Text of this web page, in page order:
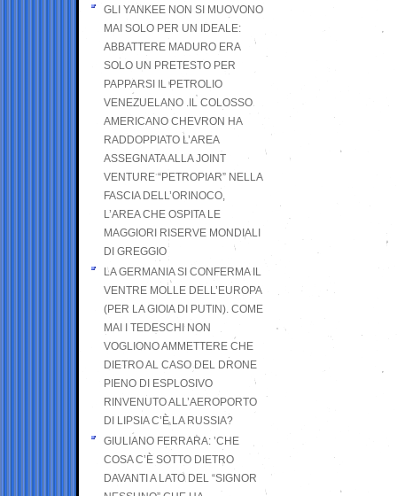
GLI YANKEE NON SI MUOVONO
MAI SOLO PER UN IDEALE:
ABBATTERE MADURO ERA
SOLO UN PRETESTO PER
PAPPARSI IL PETROLIO
VENEZUELANO .IL COLOSSO
AMERICANO CHEVRON HA
RADDOPPIATO L’AREA
ASSEGNATA ALLA JOINT
VENTURE “PETROPIAR” NELLA
FASCIA DELL’ORINOCO,
L’AREA CHE OSPITA LE
MAGGIORI RISERVE MONDIALI
DI GREGGIO
LA GERMANIA SI CONFERMA IL
VENTRE MOLLE DELL’EUROPA
(PER LA GIOIA DI PUTIN). COME
MAI I TEDESCHI NON
VOGLIONO AMMETTERE CHE
DIETRO AL CASO DEL DRONE
PIENO DI ESPLOSIVO
RINVENUTO ALL’AEROPORTO
DI LIPSIA C’È LA RUSSIA?
GIULIANO FERRARA: ’CHE
COSA C’È SOTTO DIETRO
DAVANTI A LATO DEL “SIGNOR